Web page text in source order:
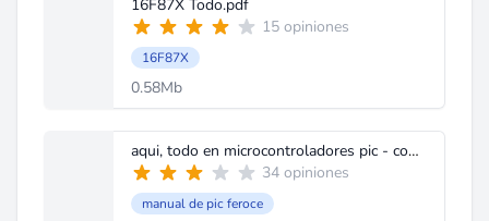
16F87X Todo.pdf
15 opiniones
16F87X
0.58Mb
aqui, todo en microcontroladores pic - comunicacion serial 16f877 al computa.pdf
34 opiniones
manual de pic feroce